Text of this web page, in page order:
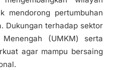
mendorong pertumbuhan
Dukungan terhadap sektor
(UMKM) serta
agar mampu bersaing